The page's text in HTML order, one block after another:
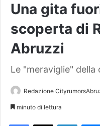
Una gita
scoperta di
Abruzzi
Le "meraviglie"
Redazione
minuto di lettura